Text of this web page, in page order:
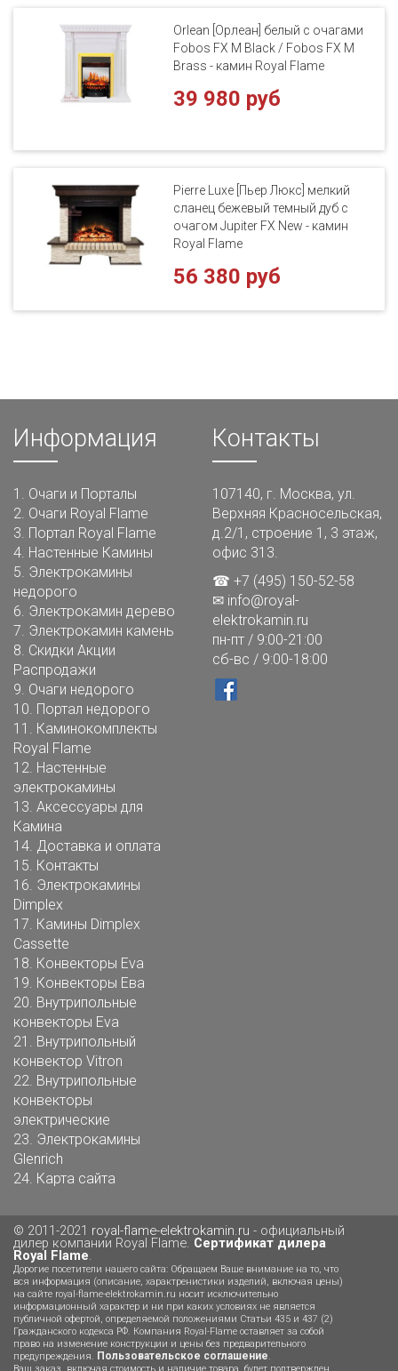
Orlean [Орлеан] белый с очагами
Fobos FX M Black / Fobos FX M
Brass - камин Royal Flame
39 980 руб
Pierre Luxe [Пьер Люкс] мелкий
сланец бежевый темный дуб с
очагом Jupiter FX New - камин
Royal Flame
56 380 руб
Информация
1. Очаги и Порталы
2. Очаги Royal Flame
3. Портал Royal Flame
4. Настенные Камины
5. Электрокамины
недорого
6. Электрокамин дерево
7. Электрокамин камень
8. Скидки Акции
Распродажи
9. Очаги недорого
10. Портал недорого
11. Каминокомплекты
Royal Flame
12. Настенные
электрокамины
13. Аксессуары для
Камина
14. Доставка и оплата
15. Контакты
16. Электрокамины
Dimplex
17. Камины Dimplex
Cassette
18. Конвекторы Eva
19. Конвекторы Ева
20. Внутрипольные
конвекторы Eva
21. Внутрипольный
конвектор Vitron
22. Внутрипольные
конвекторы
электрические
23. Электрокамины
Glenrich
24. Карта сайта
Контакты
107140, г. Москва, ул.
Верхняя Красносельская,
д.2/1, строение 1, 3 этаж,
офис 313.
☎ +7 (495) 150-52-58
✉ info@royal-
elektrokamin.ru
пн-пт / 9:00-21:00
сб-вс / 9:00-18:00
© 2011-2021 royal-flame-elektrokamin.ru - официальный
дилер компании Royal Flame. Сертификат дилера
Royal Flame.
Дорогие посетители нашего сайта: Обращаем Ваше внимание на то, что
вся информация (описание, характренистики изделий, включая цены)
на сайте royal-flame-elektrokamin.ru носит исключительно
информационный характер и ни при каких условиях не является
публичной офертой, определяемой положениями Статьи 435 и 437 (2)
Гражданского кодекса РФ. Компания Royal-Flame оставляет за собой
право на изменение конструкции и цены без предварительного
предупреждения. Пользовательское соглашение.